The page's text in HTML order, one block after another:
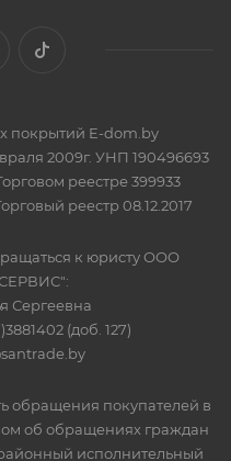
покрытий E-dom.by
2009г. УНП 190496693
реестре 399933
реестр 08.12.2017
к юристу ООО
Сергеевна
(доб. 127)
обращения покупателей в
об обращениях граждан
исполнительный